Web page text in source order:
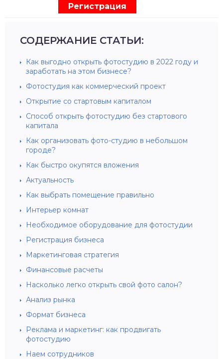
Регистрация
СОДЕРЖАНИЕ СТАТЬИ:
Как выгодно открыть фотостудию в 2022 году и
заработать на этом бизнесе?
Фотостудия как коммерческий проект
Открытие со стартовым капиталом
Способ открыть фотостудию без стартового
капитала
Как организовать фото-студию в небольшом
городе?
Как быстро окупятся вложения
Актуальность
Как выбрать помещение правильно
Интерьер комнат
Необходимое оборудование для фотостудии
Регистрация бизнеса
Маркетинговая стратегия
Финансовые расчеты
Насколько легко открыть свой фото салон?
Анализ рынка
Формат бизнеса
Реклама и маркетинг: как продвигать
фотостудию
Наем сотрудников